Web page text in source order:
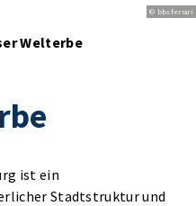
© bbsferrari
Welterbe
ist ein
Stadtstruktur und